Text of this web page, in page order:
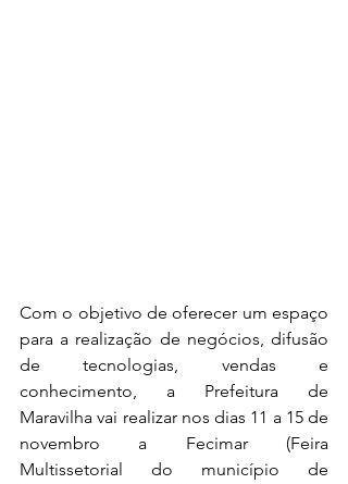
Com o objetivo de oferecer um espaço
para a realização de negócios, difusão
de tecnologias, vendas e
conhecimento, a Prefeitura de
Maravilha vai realizar nos dias 11 a 15 de
novembro a Fecimar (Feira
Multissetorial do município de